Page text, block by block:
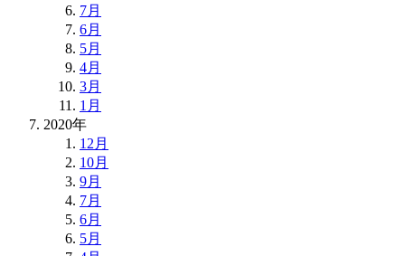
7月
6月
5月
4月
3月
1月
2020年
12月
10月
9月
7月
6月
5月